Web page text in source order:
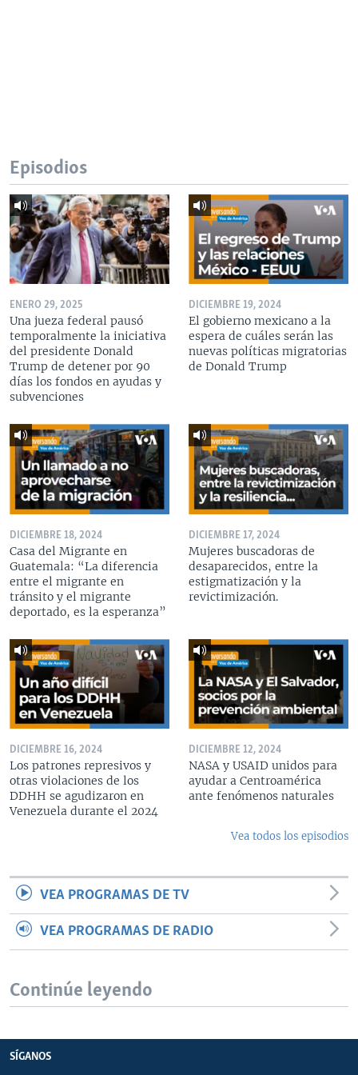
Episodios
ENERO 29, 2025
Una jueza federal pausó
temporalmente la iniciativa
del presidente Donald
Trump de detener por 90
días los fondos en ayudas y
subvenciones
DICIEMBRE 19, 2024
El gobierno mexicano a la
espera de cuáles serán las
nuevas políticas migratorias
de Donald Trump
DICIEMBRE 18, 2024
Casa del Migrante en
Guatemala: “La diferencia
entre el migrante en
tránsito y el migrante
deportado, es la esperanza”
DICIEMBRE 17, 2024
Mujeres buscadoras de
desaparecidos, entre la
estigmatización y la
revictimización.
DICIEMBRE 16, 2024
Los patrones represivos y
otras violaciones de los
DDHH se agudizaron en
Venezuela durante el 2024
DICIEMBRE 12, 2024
NASA y USAID unidos para
ayudar a Centroamérica
ante fenómenos naturales
Vea todos los episodios
VEA PROGRAMAS DE TV
VEA PROGRAMAS DE RADIO
Continúe leyendo
SÍGANOS